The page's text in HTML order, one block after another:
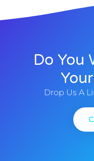
Do You
Drop Us A